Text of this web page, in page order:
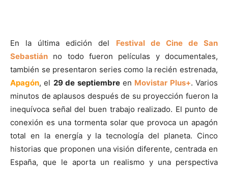
En la última edición del Festival de Cine de San
Sebastián no todo fueron películas y documentales,
también se presentaron series como la recién estrenada,
Apagón, el 29 de septiembreen Movistar Plus+. Varios
minutos de aplausos después de su proyección fueron la
inequívoca señal del buen trabajo realizado. El punto de
conexión es una tormenta solar que provoca un apagón
total en la energía y la tecnología del planeta. Cinco
historias que proponen una visión diferente, centrada en
España, que le aporta un realismo y una perspectiva